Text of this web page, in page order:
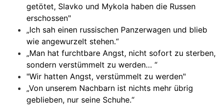
getötet, Slavko und Mykola haben die Russen
erschossen"
„Ich sah einen russischen Panzerwagen und blieb
wie angewurzelt stehen.“
„Man hat furchtbare Angst, nicht sofort zu sterben,
sondern verstümmelt zu werden… “
"Wir hatten Angst, verstümmelt zu werden"
„Von unserem Nachbarn ist nichts mehr übrig
geblieben, nur seine Schuhe.“